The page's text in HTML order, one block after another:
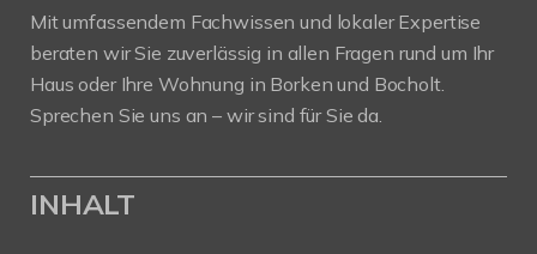
Mit umfassendem Fachwissen und lokaler Expertise
beraten wir Sie zuverlässig in allen Fragen rund um Ihr
Haus oder Ihre Wohnung in Borken und Bocholt.
Sprechen Sie uns an – wir sind für Sie da.
INHALT